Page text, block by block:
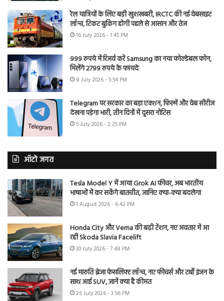
रेल यात्रियों के लिए बड़ी खुशखबरी, IRCTC की नई वेबसाइट
लॉन्च, टिकट बुकिंग होगी पहले से आसान और तेज
16 July 2026 - 1:45 PM
999 रुपये में रिजर्व करें Samsung का नया फोल्डेबल फोन,
मिलेंगे 2799 रुपये के फायदे
8 July 2026 - 5:54 PM
Telegram पर सरकार का बड़ा एक्शन, फिल्में और वेब सीरीज
देखना पड़ेगा भारी, तीन दिनों में दूसरा नोटिस
5 July 2026 - 2:25 PM
ऑटो जगत
Tesla Model Y में आया Grok AI फीचर, अब भारतीय
भाषाओं में कर सकेंगे बातचीत, जानिए क्या-क्या बदलेगा
1 August 2026 - 6:42 PM
Honda City और Verna की बढ़ी टेंशन, नए अवतार में आ
रही Skoda Slavia Facelift
30 July 2026 - 7:48 PM
नई मारुति ब्रेजा फेसलिफ्ट लॉन्च, नए फीचर्स और टर्बो इंजन के
साथ आई SUV, जानें क्या है कीमत
26 July 2026 - 3:56 PM